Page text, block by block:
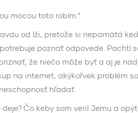
mocou toto robím.“
od lži, pretože si nepamätá
poznať odpovede. Pachtí
že niečo môže byť a aj je nad
na internet, akýkoľvek problém
hľadať.
Čo keby som veril Jemu a